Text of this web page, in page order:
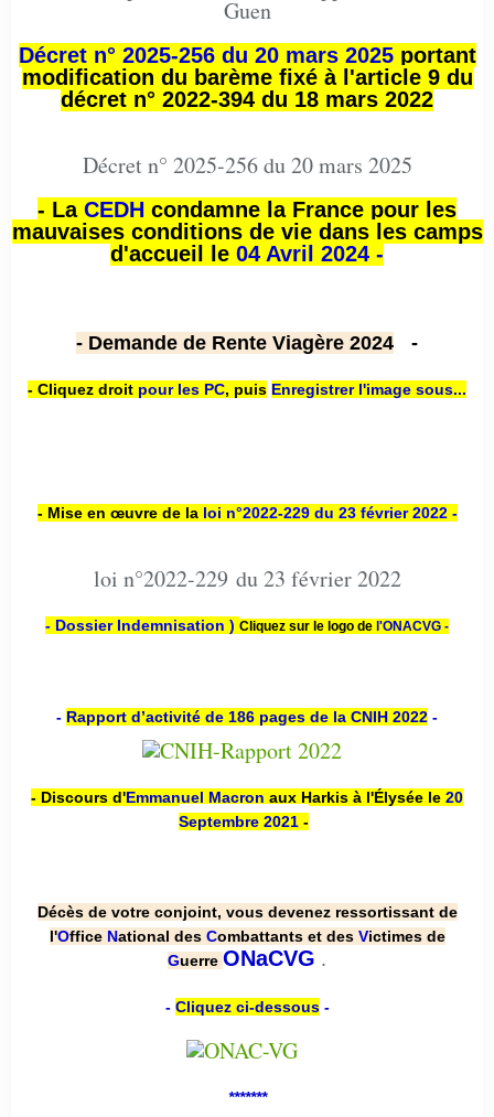
Guen
Décret n° 2025-256 du 20 mars 2025portant
modification du barème fixé à l'article 9 du
décret n° 2022-394 du 18 mars 2022
Décret n° 2025-256 du 20 mars 2025
- La CEDH condamne la France pour les
mauvaises conditions de vie dans les camps
d'accueil le 04 Avril 2024 -
- Demande de Rente Viagère 2024 -
- Cliquez droit pour les PC, puis Enregistrer l'image sous...
- Mise en œuvre de la loi n°2022-229 du 23 février 2022 -
loi n°2022-229 du 23 février 2022
- Dossier Indemnisation ) Cliquez sur le logo de l'ONACVG -
- Rapport d’activité de 186 pages de la CNIH 2022 -
- Discours d'Emmanuel Macron aux Harkis à l'Élysée le 20
Septembre 2021 -
Décès de votre conjoint, vous devenez ressortissant de
l'Office National des Combattants et des Victimes de
Guerre ONaCVG .
- Cliquez ci-dessous-
*******